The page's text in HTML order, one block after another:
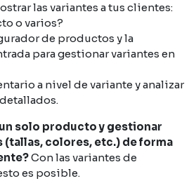
las variantes a tus clientes:
o varios?
de productos y la
para gestionar variantes en
a nivel de variante y analizar
solo producto y gestionar
colores, etc.) de forma
Con las variantes de
es posible.